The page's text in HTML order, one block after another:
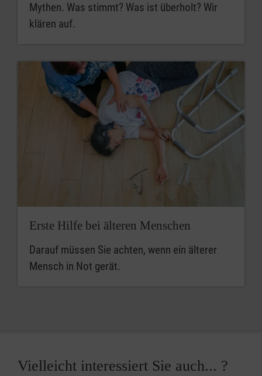
Mythen. Was stimmt? Was ist überholt? Wir
klären auf.
Erste Hilfe bei älteren Menschen
Darauf müssen Sie achten, wenn ein älterer
Mensch in Not gerät.
Vielleicht interessiert Sie auch... ?